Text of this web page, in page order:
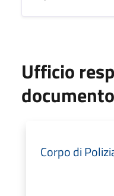
Ufficio
documento
Corpo di